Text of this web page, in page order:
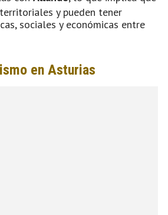
y pueden tener
sociales y económicas entre